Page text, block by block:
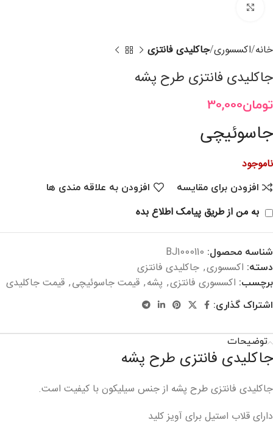
خانه اکسسوری جاکلیدی فانتزی
جاکلیدی فانتزی طرح پشه
تومان30,000
جاسوئیچی
ناموجود
افزودن برای مقایسه افزودن به علاقه مندی ها
به من از طریق پیامک اطلاع بده
شناسه محصول: BJ1000110
دسته: اکسسوری, جاکلیدی فانتزی
برچسب: اکسسوری فانتزی, پشه, قیمت جاسوئیچی, قیمت جاکلیدی
اشتراک گذاری:
توضیحات
جاکلیدی فانتزی طرح پشه
جاکلیدی فانتزی طرح پشه از جنس سیلیکون با کیفیت است.
دارای قلاب استیل برای آویز کلید